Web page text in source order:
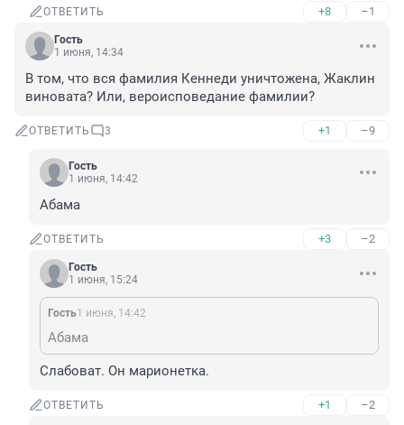
ОТВЕТИТЬ +8 –1
Гость
1 июня, 14:34
В том, что вся фамилия Кеннеди уничтожена, Жаклин
виновата? Или, вероисповедание фамилии?
ОТВЕТИТЬ 3 +1 –9
Гость
1 июня, 14:42
Абама
ОТВЕТИТЬ +3 –2
Гость
1 июня, 15:24
Гость1 июня, 14:42
Абама
Слабоват. Он марионетка.
ОТВЕТИТЬ +1 –2